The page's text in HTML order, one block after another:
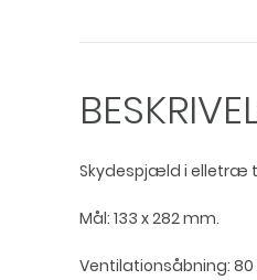
Skydespjæld i elletræ
Mål: 133 x 282 mm.
Ventilationsåbning: 80